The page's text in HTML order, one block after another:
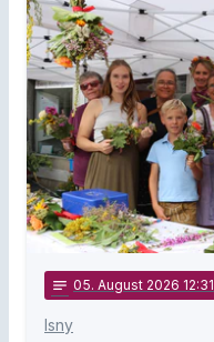
notes 05. August 2026 12:31
Isny